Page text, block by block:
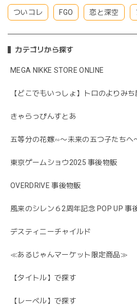
ついコレ FGO 恋と深空
カテゴリから探す
MEGA NIKKE STORE ONLINE
【どこでもいっしょ】トロのよりみ
きゃらっぴんすとあ
五等分の花嫁∽〜未来の五つ子たち
東京ゲームショウ2025 事後物販
OVERDRIVE 事後物販
風来のシレン６2周年記念 POP UP 事
デスティニーチャイルド
≪あるじゃんマーケット限定商品≫
【タイトル】で探す
【レーベル】で探す